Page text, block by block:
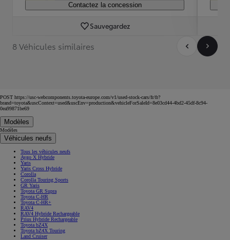
Contactez la concession
Sauvegardez
8 Véhicules similaires
POST https://usc-webcomponents.toyota-europe.com/v1/used-stock-cars/fr/fr?
brand=toyota&uscContext=used&uscEnv=production&vehicleForSaleId=8e03cd44-4bd2-45df-8c94-
0ea99871be69
Modèles
Modèles
Véhicules neufs
Tous les véhicules neufs
Aygo X Hybride
Yaris
Yaris Cross Hybride
Corolla
Corolla Touring Sports
GR Yaris
Toyota GR Supra
Toyota C-HR
Toyota C-HR+
RAV4
RAV4 Hybride Rechargeable
Prius Hybride Rechargeable
Toyota bZ4X
Toyota bZ4X Touring
Land Cruiser